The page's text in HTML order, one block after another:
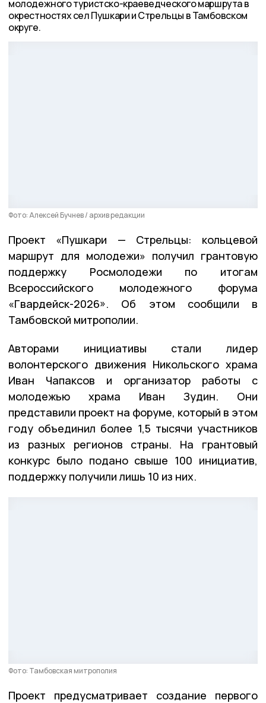
молодежного туристско-краеведческого маршрута в
окрестностях сел Пушкари и Стрельцы в Тамбовском
округе.
Фото: Алексей Бучнев / архив редакции
Проект «Пушкари — Стрельцы: кольцевой
маршрут для молодежи» получил грантовую
поддержку Росмолодежи по итогам
Всероссийского молодежного форума
«Гвардейск-2026». Об этом сообщили в
Тамбовской митрополии.
Авторами инициативы стали лидер
волонтерского движения Никольского храма
Иван Чапаксов и организатор работы с
молодежью храма Иван Зудин. Они
представили проект на форуме, который в этом
году объединил более 1,5 тысячи участников
из разных регионов страны. На грантовый
конкурс было подано свыше 100 инициатив,
поддержку получили лишь 10 из них.
Фото: Тамбовская митрополия
Проект предусматривает создание первого